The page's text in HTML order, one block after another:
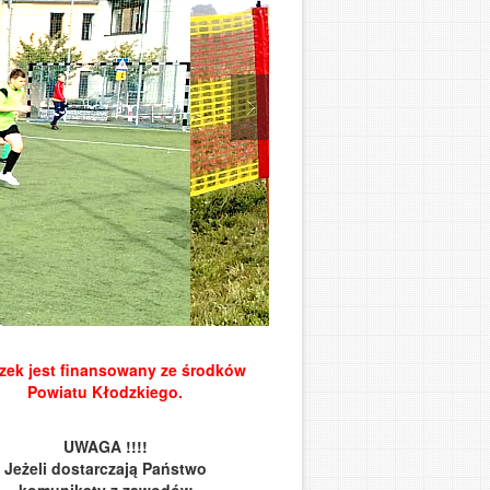
jest finansowany ze środków
Powiatu Kłodzkiego.
UWAGA !!!!
Jeżeli dostarczają Państwo